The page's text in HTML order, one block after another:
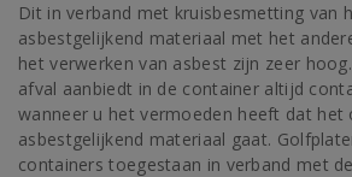
Dit in verband met kruisbesmetting van
asbestgelijkend materiaal met het
het verwerken van asbest zijn zeer
afval aanbiedt in de container altijd
wanneer u het vermoeden heeft dat
asbestgelijkend materiaal gaat.
containers toegestaan in verband met